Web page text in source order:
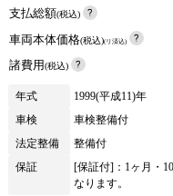
支払総額(税込)
車両本体価格(税込)(リ済込)
諸費用(税込)
年式 1999(平成11)年
車検
車検整備付
法定整備
整備付
保証
[保証付]：1ヶ月・
なります。